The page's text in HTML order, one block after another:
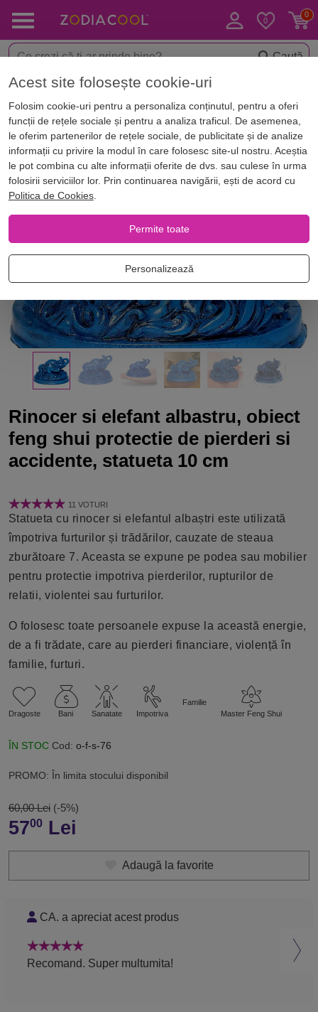
Caută
< Decorațiuni feng shui casa Obiecte feng shui pe zodii
-5%
Rinocer si elefant albastru, obiect
feng shui protectie de pierderi si
accidente, statueta 10 cm
11 VOTURI
Statueta cu rinocer si elefantul albaștri este utilizată
împotriva furturilor și trădărilor, cauzate de steaua
zburătoare 7. Aceasta se expune pe podea sau mobilier
pentru protectie impotriva pierderilor, rupturilor de
relatii, violentei sau furturilor.
O folosesc toate persoanele expuse la această energie,
de a fi trădate, care au pierderi financiare, violență în
familie, furturi.
Dragoste Bani Sanatate Impotriva
Familie
Master Feng Shui
ÎN STOC Cod: o-f-s-76
PROMO: În limita stocului disponibil
60,00 Lei(-5%)
5700Lei
Adaugă la favorite
CA. a apreciat acest produs
Recomand. Super multumita!
Acest site folosește cookie-uri
Folosim cookie-uri pentru a personaliza conținutul, pentru a oferi
funcții de rețele sociale și pentru a analiza traficul. De asemenea,
le oferim partenerilor de rețele sociale, de publicitate și de analize
informații cu privire la modul în care folosesc site-ul nostru. Aceștia
le pot combina cu alte informații oferite de dvs. sau culese în urma
folosirii serviciilor lor. Prin continuarea navigării, ești de acord cu
Politica de Cookies.
Permite toate
Personalizează